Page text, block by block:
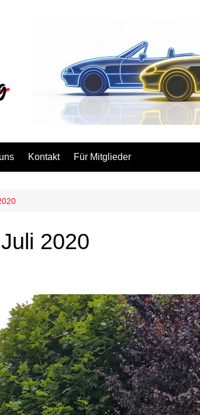
Kontakt Für Mitglieder
2020